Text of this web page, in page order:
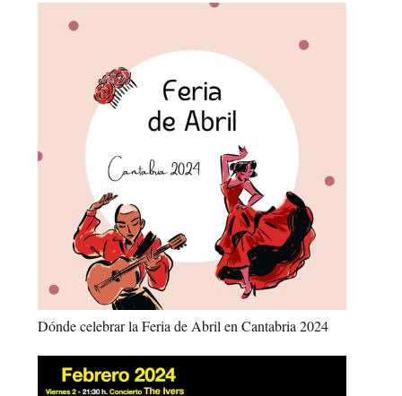
Dónde celebrar la Feria de Abril en Cantabria 2024